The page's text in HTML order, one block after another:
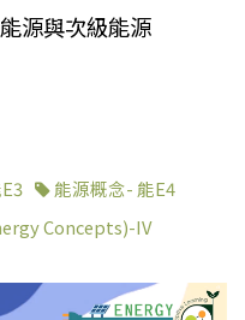
源與次級能源
能源概念- 能E4
Concepts)-IV